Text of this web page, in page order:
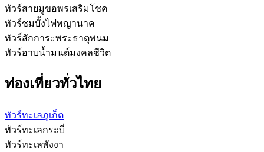
ทัวร์สายมูขอพรเสริมโชค
ทัวร์ชมบั้งไฟพญานาค
ทัวร์สักการะพระธาตุพนม
ทัวร์อาบน้ำมนต์มงคลชีวิต
ท่องเที่ยวทั่วไทย
ทัวร์ทะเลภูเก็ต
ทัวร์ทะเลกระบี่
ทัวร์ทะเลพังงา